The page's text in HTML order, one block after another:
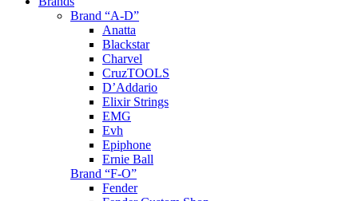
Brand “A-D”
Anatta
Blackstar
Charvel
CruzTOOLS
D’Addario
Elixir Strings
EMG
Evh
Epiphone
Ernie Ball
Brand “F-O”
Fender